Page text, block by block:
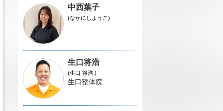
中西葉子
(なかにしようこ)
生口将浩
(生口 将浩 )
生口整体院